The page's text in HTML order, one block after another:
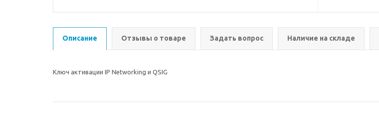
Описание Отзывы о товаре Задать вопрос Наличие на складе
Ключ активации IP Networking и QSIG